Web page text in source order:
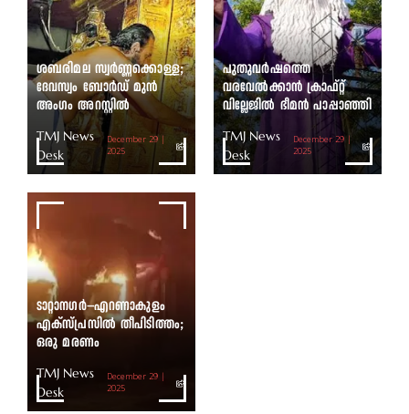
ശബരിമല സ്വർണ്ണക്കൊള്ള;
ദേവസ്വം ബോർഡ് മുൻ
അംഗം അറസ്റ്റിൽ
TMJ News
Desk
December 29 |
2025
പുതുവർഷത്തെ
വരവേൽക്കാൻ ക്രാഫ്റ്റ്
വില്ലേജിൽ ഭീമൻ പാപ്പാഞ്ഞി
TMJ News
Desk
December 29 |
2025
ടാറ്റാനഗർ–എറണാകുളം
എക്സ്പ്രസിൽ തീപിടിത്തം;
ഒരു മരണം
TMJ News
Desk
December 29 |
2025